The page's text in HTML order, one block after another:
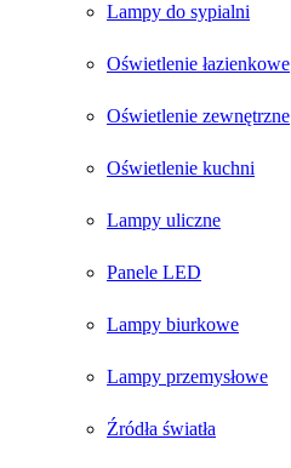
Lampy do sypialni
Oświetlenie łazienkowe
Oświetlenie zewnętrzne
Oświetlenie kuchni
Lampy uliczne
Panele LED
Lampy biurkowe
Lampy przemysłowe
Źródła światła